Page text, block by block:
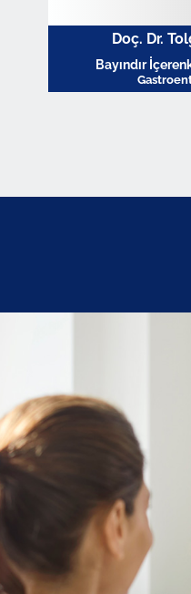
Doç. Dr.
Bayındır